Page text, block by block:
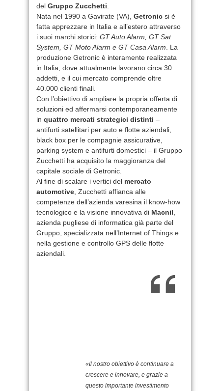
del Gruppo Zucchetti
Nata nel 1990 a Gavirate (VA), Getronic si è
fatta apprezzare in Italia e all’estero attraverso
i suoi marchi storici: GT Auto Alarm, GT Sat
System, GT Moto Alarm e GT Casa Alarm . La
produzione Getronic è interamente realizzata
in Italia, dove attualmente lavorano circa 30
addetti, e il cui mercato comprende oltre
40.000 clienti finali.
Con l’obiettivo di ampliare la propria offerta di
soluzioni ed affermarsi contemporaneamente
in quattro mercati strategici distinti –
antifurti satellitari per auto e flotte aziendali,
black box per le compagnie assicurative,
parking system e antifurti domestici – il Gruppo
Zucchetti ha acquisito la maggioranza del
capitale sociale di Getronic.
Al fine di scalare i vertici del mercato
automotive , Zucchetti affianca alle
competenze dell’azienda varesina il know-how
tecnologico e la visione innovativa di Macnil
azienda pugliese di informatica già parte del
Gruppo, specializzata nell’Internet of Things e
nella gestione e controllo GPS delle flotte
aziendali.
«Il nostro obiettivo è continuare a
crescere e innovare, e grazie a
questo importante investimento